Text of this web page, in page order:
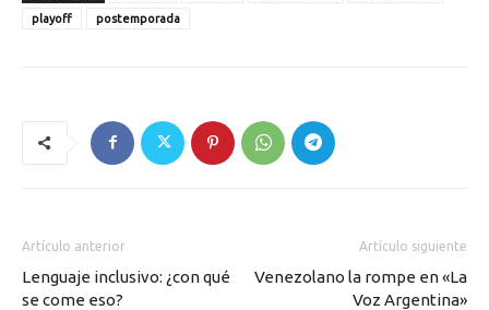
playoff
postemporada
Artículo anterior
Lenguaje inclusivo: ¿con qué
se come eso?
Artículo siguiente
Venezolano la rompe en «La
Voz Argentina»